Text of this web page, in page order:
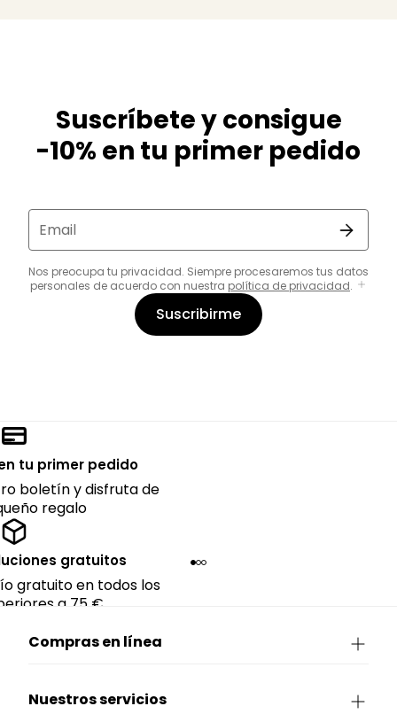
Suscríbete y consigue
-10% en tu primer pedido
Email
Nos preocupa tu privacidad. Siempre procesaremos tus datos
personales de acuerdo con nuestra política de privacidad.
Suscribirme
tu primer pedido
boletín y disfruta de
regalo
gratuitos
gratuito en todos los
a 75 €.
Compras en línea
Nuestros servicios